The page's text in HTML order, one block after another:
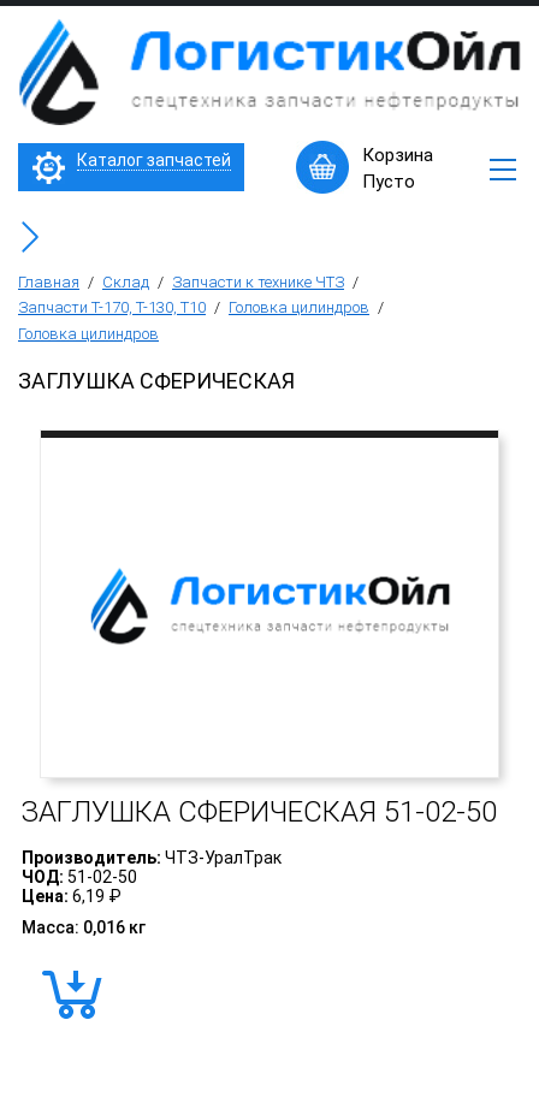
Бульдозер Б11
Бульдозер Б14
Трубоукладчики ТР12 /ТР20
×
Каталог запчастей
Корзина
Пусто
Главная / Склад / Запчасти к технике ЧТЗ /
Запчасти Т-170, Т-130, Т10 / Головка цилиндров /
Головка цилиндров
ЗАГЛУШКА СФЕРИЧЕСКАЯ
ЗАГЛУШКА СФЕРИЧЕСКАЯ 51-02-50
Производитель: ЧТЗ-УралТрак
ЧОД: 51-02-50
Цена: 6,19 ₽
Масса: 0,016 кг
Запчасти
технике
ЧТЗ
Машины
Горячее
предложение